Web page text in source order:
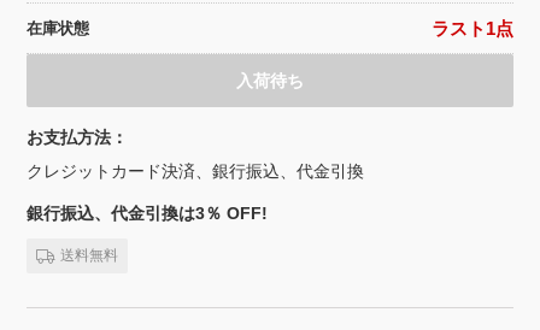
在庫状態 ラスト1点
入荷待ち
お支払方法：
クレジットカード決済、銀行振込、代金引換
銀行振込、代金引換は3％ OFF!
送料無料